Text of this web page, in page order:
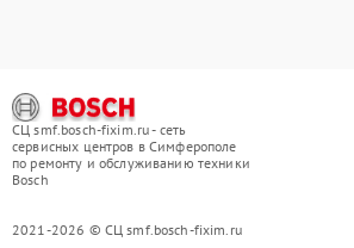
СЦ smf.bosch-fixim.ru - сеть
сервисных центров в Симферополе
по ремонту и обслуживанию техники
Bosch
2021-2026 © СЦ smf.bosch-fixim.ru